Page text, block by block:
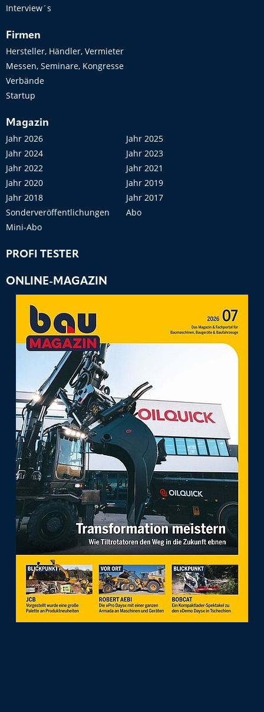
Interview´s
Firmen
Hersteller, Händler, Vermieter
Messen, Seminare, Kongresse
Verbände
Startup
Magazin
Jahr 2026
Jahr 2025
Jahr 2024
Jahr 2023
Jahr 2022
Jahr 2021
Jahr 2020
Jahr 2019
Jahr 2018
Jahr 2017
Sonderveröffentlichungen
Abo
Mini-Abo
PROFI TESTER
ONLINE-MAGAZIN